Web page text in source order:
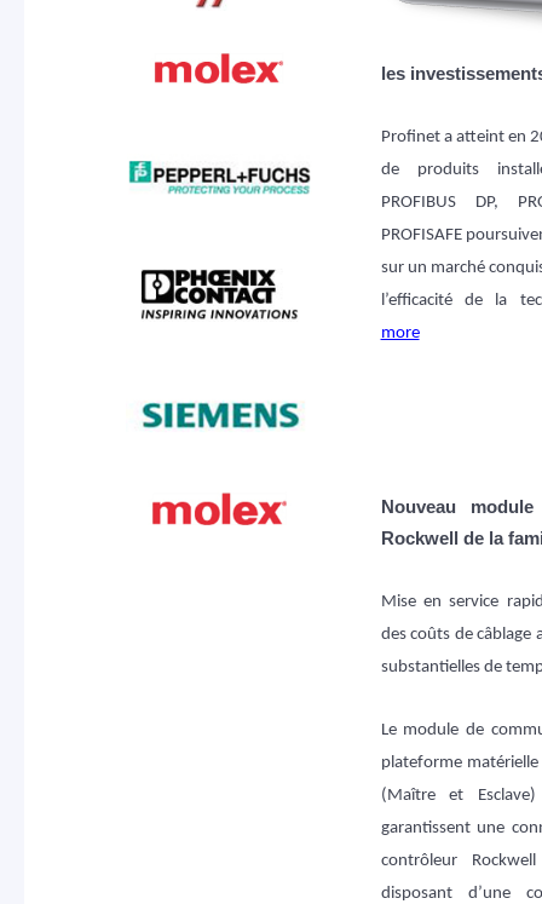
les
Profinet a atteint en
de produits
PROFIBUS DP,
PROFISAFE
sur un marché
l’efficacité de la
more
Nouveau
Rockwell de la
Mise en service
des coûts de câblage
substantielles de
Le module de
plateforme
(Maître et
garantissent une
contrôleur
disposant d’une